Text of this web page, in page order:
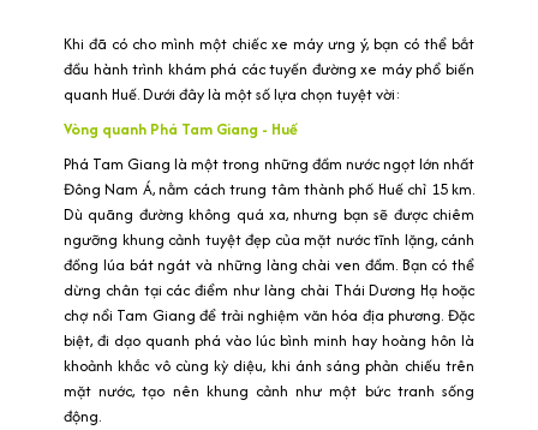
Khi đã có cho mình một chiếc xe máy ưng ý, bạn có thể bắt
đầu hành trình khám phá các tuyến đường xe máy phổ biến
quanh Huế. Dưới đây là một số lựa chọn tuyệt vời:
Vòng quanh Phá Tam Giang - Huế
Phá Tam Giang là một trong những đầm nước ngọt lớn nhất
Đông Nam Á, nằm cách trung tâm thành phố Huế chỉ 15 km.
Dù quãng đường không quá xa, nhưng bạn sẽ được chiêm
ngưỡng khung cảnh tuyệt đẹp của mặt nước tĩnh lặng, cánh
đồng lúa bát ngát và những làng chài ven đầm. Bạn có thể
dừng chân tại các điểm như làng chài Thái Dương Hạ hoặc
chợ nổi Tam Giang để trải nghiệm văn hóa địa phương. Đặc
biệt, đi dạo quanh phá vào lúc bình minh hay hoàng hôn là
khoảnh khắc vô cùng kỳ diệu, khi ánh sáng phản chiếu trên
mặt nước, tạo nên khung cảnh như một bức tranh sống
động.